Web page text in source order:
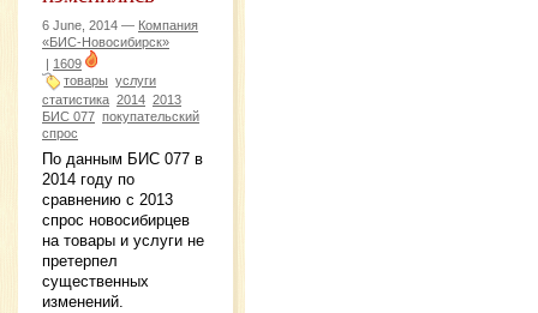
6 June, 2014 — Компания
«БИС-Новосибирск»
| 1609
товары услуги
статистика 2014 2013
БИС 077 покупательский
спрос
По данным БИС 077 в
2014 году по
сравнению с 2013
спрос новосибирцев
на товары и услуги не
претерпел
существенных
изменений.